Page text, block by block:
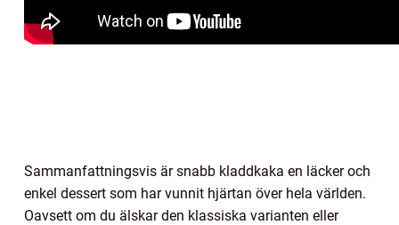
Sammanfattningsvis är snabb kladdkaka en läcker och
enkel dessert som har vunnit hjärtan över hela världen.
Oavsett om du älskar den klassiska varianten eller